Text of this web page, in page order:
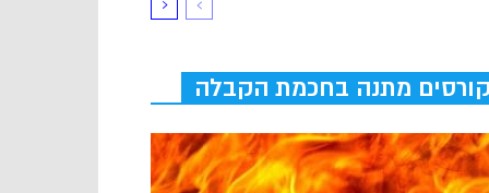
קורסים מתנה בחכמת הקבלה